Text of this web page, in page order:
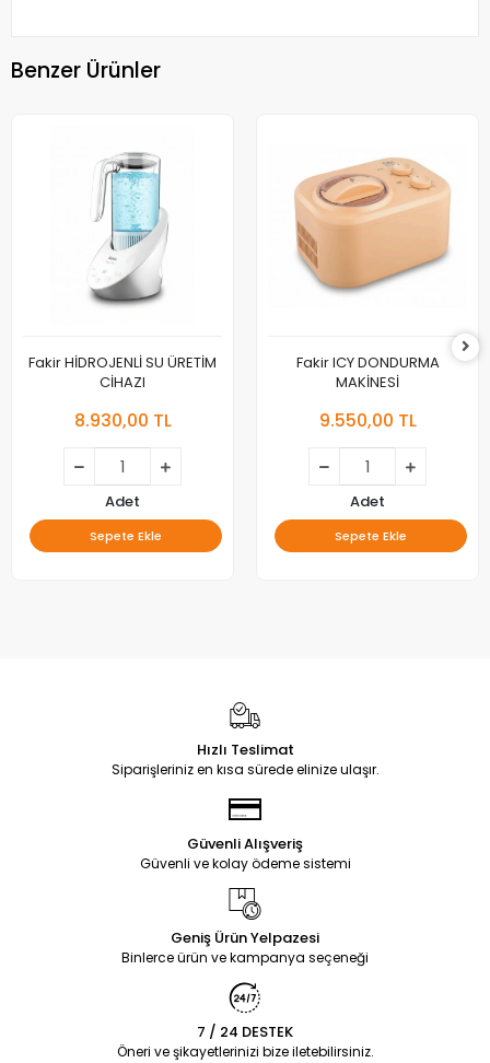
Benzer Ürünler
Fakir HİDROJENLİ SU ÜRETİM
CİHAZI
8.930,00 TL
Adet
Sepete Ekle
Fakir ICY DONDURMA
MAKİNESİ
9.550,00 TL
Adet
Sepete Ekle
Hızlı Teslimat
Siparişleriniz en kısa sürede elinize ulaşır.
Güvenli Alışveriş
Güvenli ve kolay ödeme sistemi
Geniş Ürün Yelpazesi
Binlerce ürün ve kampanya seçeneği
7 / 24 DESTEK
Öneri ve şikayetlerinizi bize iletebilirsiniz.